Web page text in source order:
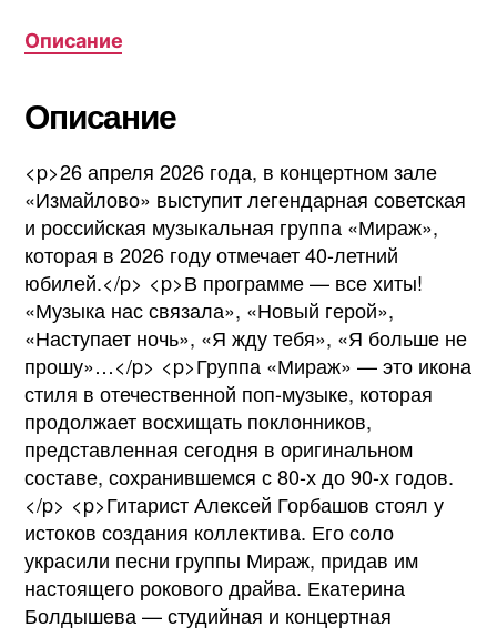
Описание
Описание
<p>26 апреля 2026 года, в концертном зале
«Измайлово» выступит легендарная советская
и российская музыкальная группа «Мираж»,
которая в 2026 году отмечает 40-летний
юбилей.</p> <p>В программе — все хиты!
«Музыка нас связала», «Новый герой»,
«Наступает ночь», «Я жду тебя», «Я больше не
прошу»…</p> <p>Группа «Мираж» — это икона
стиля в отечественной поп-музыке, которая
продолжает восхищать поклонников,
представленная сегодня в оригинальном
составе, сохранившемся с 80-х до 90-х годов.
</p> <p>Гитарист Алексей Горбашов стоял у
истоков создания коллектива. Его соло
украсили песни группы Мираж, придав им
настоящего рокового драйва. Екатерина
Болдышева — студийная и концертная